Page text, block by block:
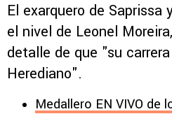
El exarquero de Saprissa
el nivel de Leonel
detalle de que "su
Herediano".
Medallero EN VIVO de